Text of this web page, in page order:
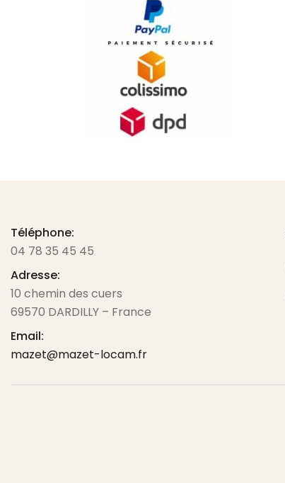
Téléphone:
04 78 35 45 45
Adresse:
10 chemin des cuers
69570 DARDILLY – France
Email:
mazet@mazet-locam.fr